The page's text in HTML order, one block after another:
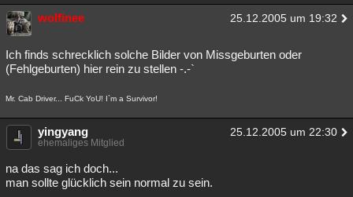
wolfinee 25.12.2005 um 19:32
Ich finds schrecklich solche Bilder von Missgeburten oder
(Fehlgeburten) hier rein zu stellen -.-`
Mr. Cab Driver... FuCk YoU! I`m a Survivor!
yingyang 25.12.2005 um 22:30
ehemaliges Mitglied
na das sag ich doch...
man sollte glücklich sein normal zu sein.